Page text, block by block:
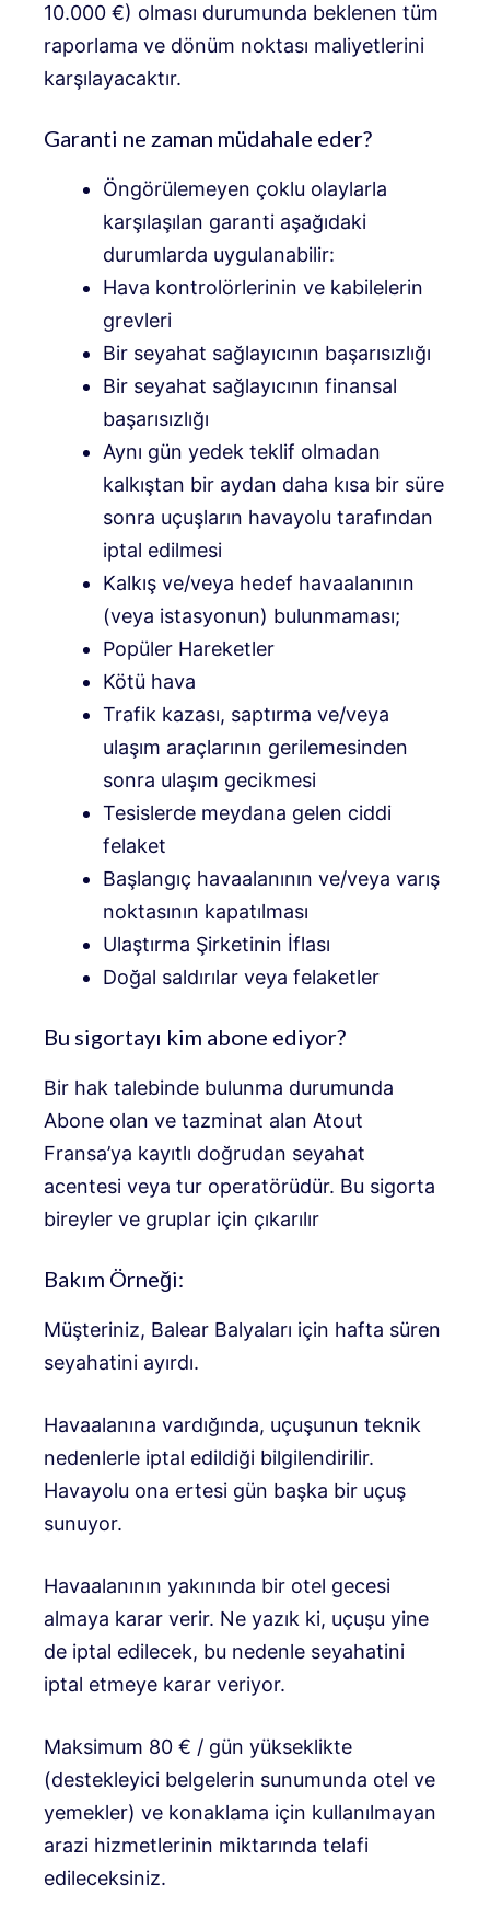
10.000 €) olması durumunda beklenen tüm
raporlama ve dönüm noktası maliyetlerini
karşılayacaktır.
Garanti ne zaman müdahale eder?
Öngörülemeyen çoklu olaylarla
karşılaşılan garanti aşağıdaki
durumlarda uygulanabilir:
Hava kontrolörlerinin ve kabilelerin
grevleri
Bir seyahat sağlayıcının başarısızlığı
Bir seyahat sağlayıcının finansal
başarısızlığı
Aynı gün yedek teklif olmadan
kalkıştan bir aydan daha kısa bir süre
sonra uçuşların havayolu tarafından
iptal edilmesi
Kalkış ve/veya hedef havaalanının
(veya istasyonun) bulunmaması;
Popüler Hareketler
Kötü hava
Trafik kazası, saptırma ve/veya
ulaşım araçlarının gerilemesinden
sonra ulaşım gecikmesi
Tesislerde meydana gelen ciddi
felaket
Başlangıç ​​havaalanının ve/veya varış
noktasının kapatılması
Ulaştırma Şirketinin İflası
Doğal saldırılar veya felaketler
Bu sigortayı kim abone ediyor?
Bir hak talebinde bulunma durumunda
Abone olan ve tazminat alan Atout
Fransa’ya kayıtlı doğrudan seyahat
acentesi veya tur operatörüdür. Bu sigorta
bireyler ve gruplar için çıkarılır
Bakım Örneği:
Müşteriniz, Balear Balyaları için hafta süren
seyahatini ayırdı.
Havaalanına vardığında, uçuşunun teknik
nedenlerle iptal edildiği bilgilendirilir.
Havayolu ona ertesi gün başka bir uçuş
sunuyor.
Havaalanının yakınında bir otel gecesi
almaya karar verir. Ne yazık ki, uçuşu yine
de iptal edilecek, bu nedenle seyahatini
iptal etmeye karar veriyor.
Maksimum 80 € / gün yükseklikte
(destekleyici belgelerin sunumunda otel ve
yemekler) ve konaklama için kullanılmayan
arazi hizmetlerinin miktarında telafi
edileceksiniz.